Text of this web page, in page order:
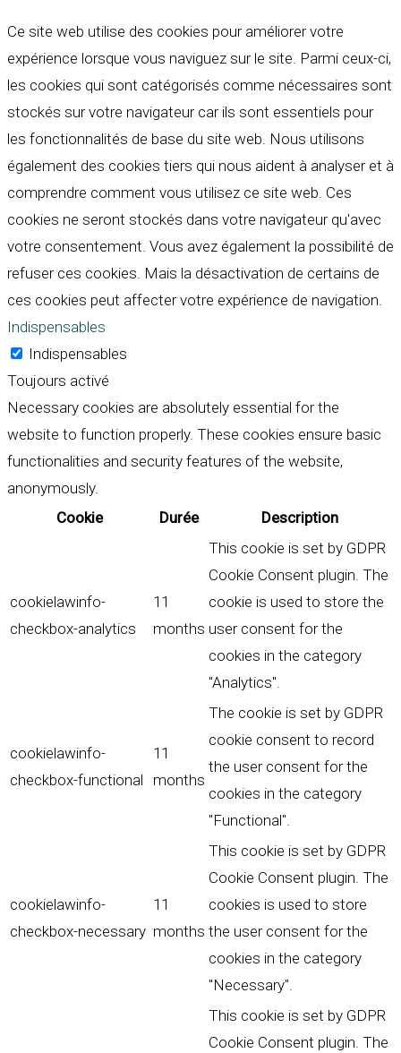
Ce site web utilise des cookies pour améliorer votre
expérience lorsque vous naviguez sur le site. Parmi ceux-ci,
les cookies qui sont catégorisés comme nécessaires sont
stockés sur votre navigateur car ils sont essentiels pour
les fonctionnalités de base du site web. Nous utilisons
également des cookies tiers qui nous aident à analyser et à
comprendre comment vous utilisez ce site web. Ces
cookies ne seront stockés dans votre navigateur qu'avec
votre consentement. Vous avez également la possibilité de
refuser ces cookies. Mais la désactivation de certains de
ces cookies peut affecter votre expérience de navigation.
Indispensables
Indispensables
Toujours activé
Necessary cookies are absolutely essential for the
website to function properly. These cookies ensure basic
functionalities and security features of the website,
anonymously.
Cookie
Durée Description
cookielawinfo-
checkbox-analytics
11
months
This cookie is set by GDPR
Cookie Consent plugin. The
cookie is used to store the
user consent for the
cookies in the category
"Analytics".
cookielawinfo-
checkbox-functional
11
months
The cookie is set by GDPR
cookie consent to record
the user consent for the
cookies in the category
"Functional".
cookielawinfo-
checkbox-necessary
11
months
This cookie is set by GDPR
Cookie Consent plugin. The
cookies is used to store
the user consent for the
cookies in the category
"Necessary".
This cookie is set by GDPR
Cookie Consent plugin. The